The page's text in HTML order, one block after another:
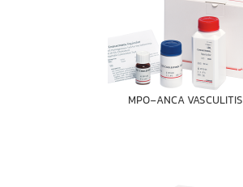
MPO-ANCA VASCULITIS